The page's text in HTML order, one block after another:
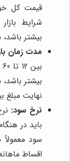
قیمت کل
شرایط
بیشتر
مدت زمان
بیشتر
نهایت مبلغ
نرخ سود:
باید در
سود
اقساط